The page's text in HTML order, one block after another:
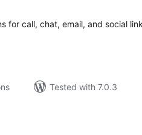
for call, chat, email, and social
Tested with 7.0.3